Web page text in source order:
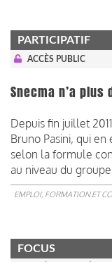
PARTICIPATIF
ACCÈS PUBLIC
Snecma n’a plus
Depuis fin juillet
Bruno Pasini, qui
selon la formule
au niveau du groupe
EMPLOI, FORMATION ET
FOCUS